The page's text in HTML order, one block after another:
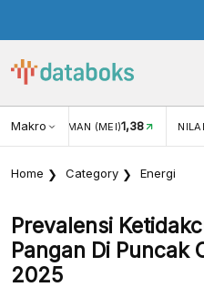
MakroWISMAN (MEI)1,38
Home Category Energi
Prevalensi
Pangan Di Puncak
2025